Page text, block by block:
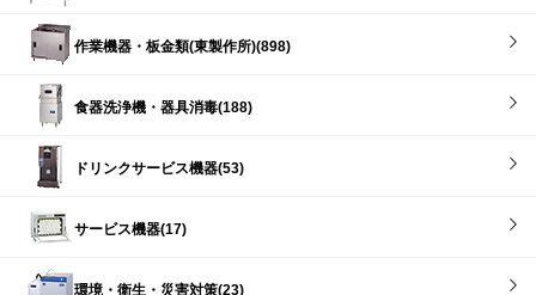
作業機器・板金類(東製作所)(898)
食器洗浄機・器具消毒(188)
ドリンクサービス機器(53)
サービス機器(17)
環境・衛生・災害対策(23)